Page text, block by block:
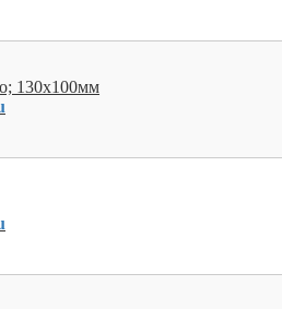
130x100мм